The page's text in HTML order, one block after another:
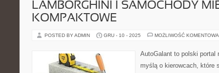
LAMBORGHINI I SAMOCHODY
KOMPAKTOWE
POSTED BY ADMIN GRU - 10 - 2025 MOŻLIWOŚĆ
AutoGalant to polski portal
myślą o kierowcach, które